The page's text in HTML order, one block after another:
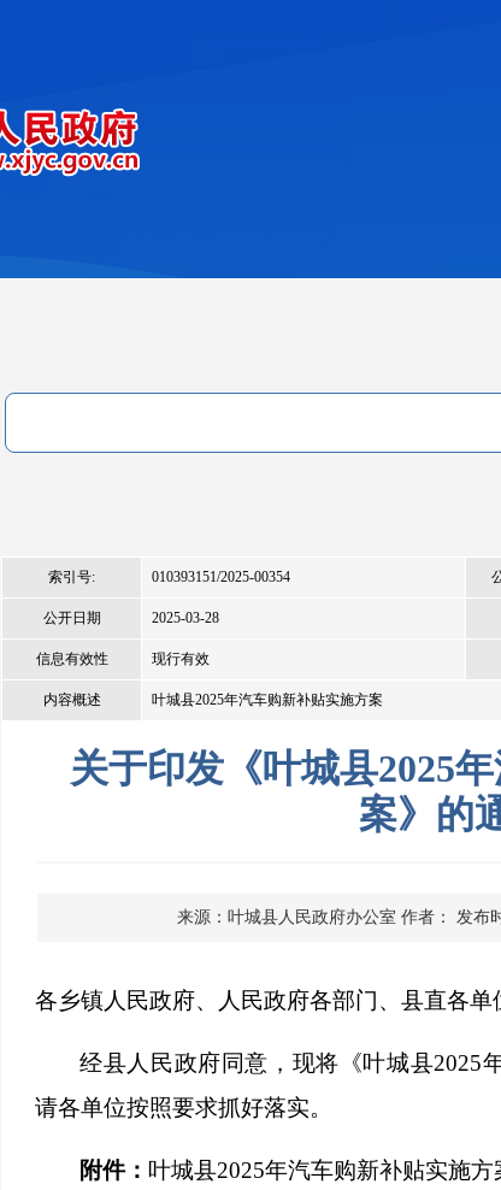
索引号: 010393151/2025-00354
公开日期 2025-03-28
信息有效性 现行有效
内容概述 叶城县2025年汽车购新补贴实施方案
关于印发《叶城县2025
案》的
来源：叶城县人民政府办公室 作者： 发布
各乡镇人民政府、人民政府各部门、县直各单
经县人民政府同意，现将《叶城县2025
请各单位按照要求抓好落实。
附件： 叶城县2025年汽车购新补贴实施方